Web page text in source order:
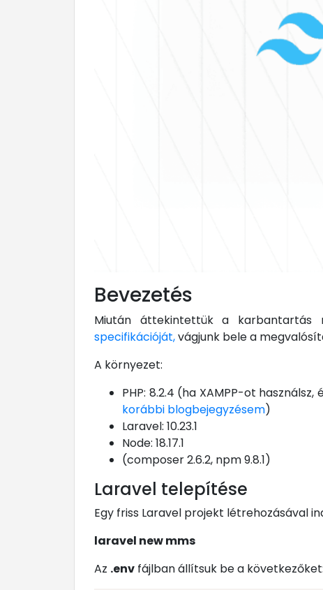
Bevezetés
Miután áttekintettük a karbantartás
specifikációját,vágjunk bele a
A környezet:
PHP: 8.2.4 (ha XAMPP-ot
korábbi blogbejegyzésem)
Laravel: 10.23.1
Node: 18.17.1
(composer 2.6.2, npm 9.8.1)
Laravel telepítése
Egy friss Laravel projekt létrehozásával
laravel new mms
Az .env fájlban állítsuk be a következőket: